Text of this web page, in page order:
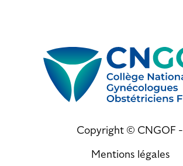
Copyright © CNGOF -
Mentions légales